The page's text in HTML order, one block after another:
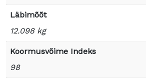
Läbimõõt
12.098 kg
Koormusvõime Indeks
98